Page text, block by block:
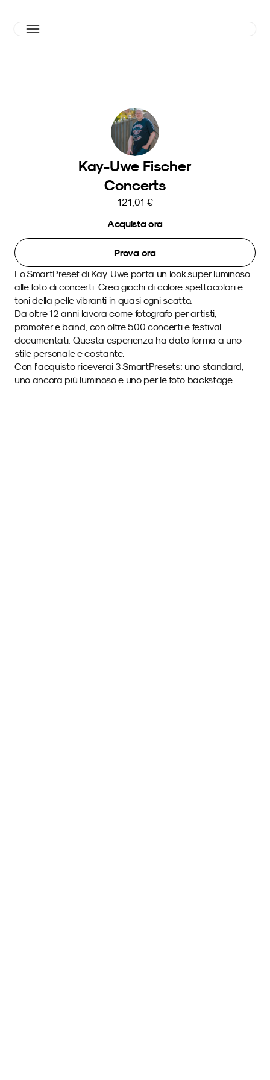
Kay-Uwe Fischer
Concerts
121,01 €
Acquista ora
Prova ora
Lo SmartPreset di Kay-Uwe porta un look super luminoso
alle foto di concerti. Crea giochi di colore spettacolari e
toni della pelle vibranti in quasi ogni scatto.
Da oltre 12 anni lavora come fotografo per artisti,
promoter e band, con oltre 500 concerti e festival
documentati. Questa esperienza ha dato forma a uno
stile personale e costante.
Con l’acquisto riceverai 3 SmartPresets: uno standard,
uno ancora più luminoso e uno per le foto backstage.